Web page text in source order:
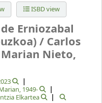
ISBD view
Erniozabal
/ Carlos
Marian Nieto,
, 1949-
Elkartea